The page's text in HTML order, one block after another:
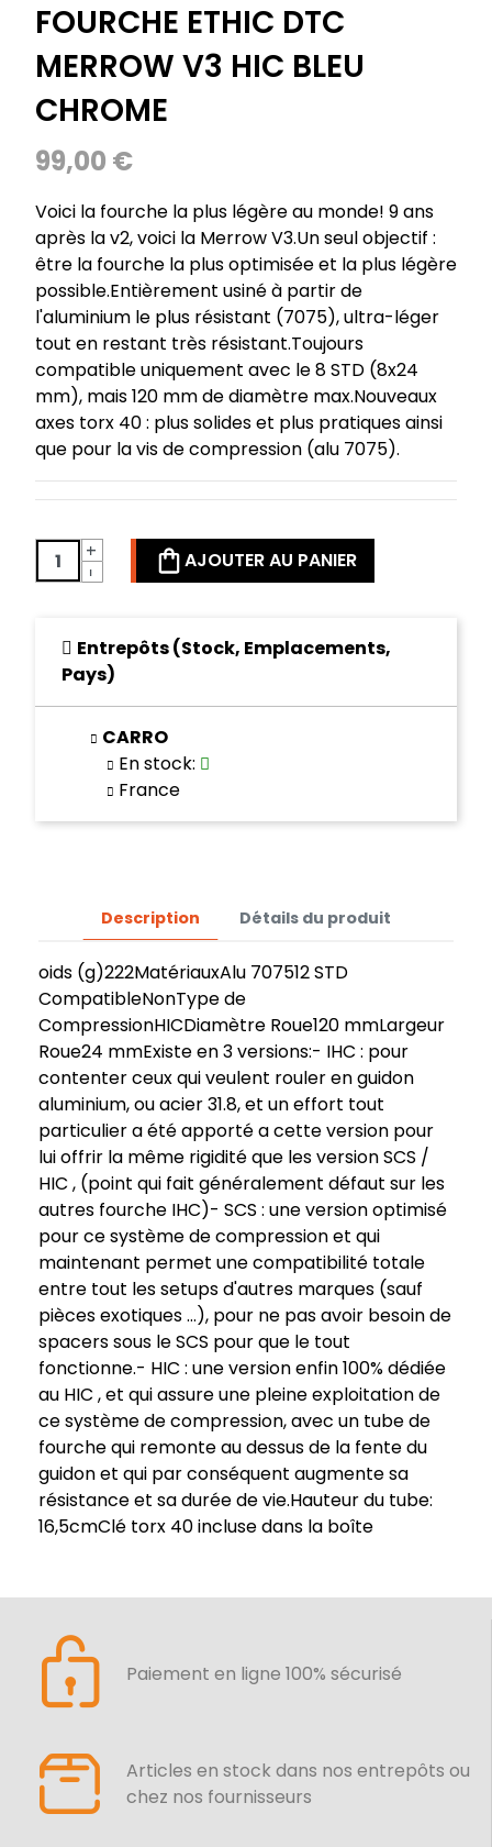
FOURCHE ETHIC DTC
MERROW V3 HIC BLEU
CHROME
99,00 €
Voici la fourche la plus légère au monde! 9 ans
après la v2, voici la Merrow V3.Un seul objectif :
être la fourche la plus optimisée et la plus légère
possible.Entièrement usiné à partir de
l'aluminium le plus résistant (7075), ultra-léger
tout en restant très résistant.Toujours
compatible uniquement avec le 8 STD (8x24
mm), mais 120 mm de diamètre max.Nouveaux
axes torx 40 : plus solides et plus pratiques ainsi
que pour la vis de compression (alu 7075).
-
+ AJOUTER AU PANIER
Entrepôts (Stock, Emplacements,
Pays)
CARRO
En stock:
France
Description Détails du produit
oids (g)222MatériauxAlu 707512 STD
CompatibleNonType de
CompressionHICDiamètre Roue120 mmLargeur
Roue24 mmExiste en 3 versions:- IHC : pour
contenter ceux qui veulent rouler en guidon
aluminium, ou acier 31.8, et un effort tout
particulier a été apporté a cette version pour
lui offrir la même rigidité que les version SCS /
HIC , (point qui fait généralement défaut sur les
autres fourche IHC)- SCS : une version optimisé
pour ce système de compression et qui
maintenant permet une compatibilité totale
entre tout les setups d'autres marques (sauf
pièces exotiques …), pour ne pas avoir besoin de
spacers sous le SCS pour que le tout
fonctionne.- HIC : une version enfin 100% dédiée
au HIC , et qui assure une pleine exploitation de
ce système de compression, avec un tube de
fourche qui remonte au dessus de la fente du
guidon et qui par conséquent augmente sa
résistance et sa durée de vie.Hauteur du tube:
16,5cmClé torx 40 incluse dans la boîte
Paiement en ligne 100% sécurisé
Articles en stock dans nos entrepôts ou
chez nos fournisseurs